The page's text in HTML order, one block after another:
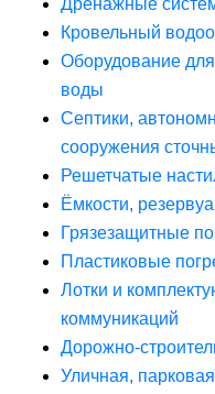
Дренажные
Кровельный
Оборудование
воды
Септики,
сооружения
Решетчатые
Ёмкости,
Грязезащитные
Пластиковые
Лотки и
коммуникаций
Дорожно-
Уличная,